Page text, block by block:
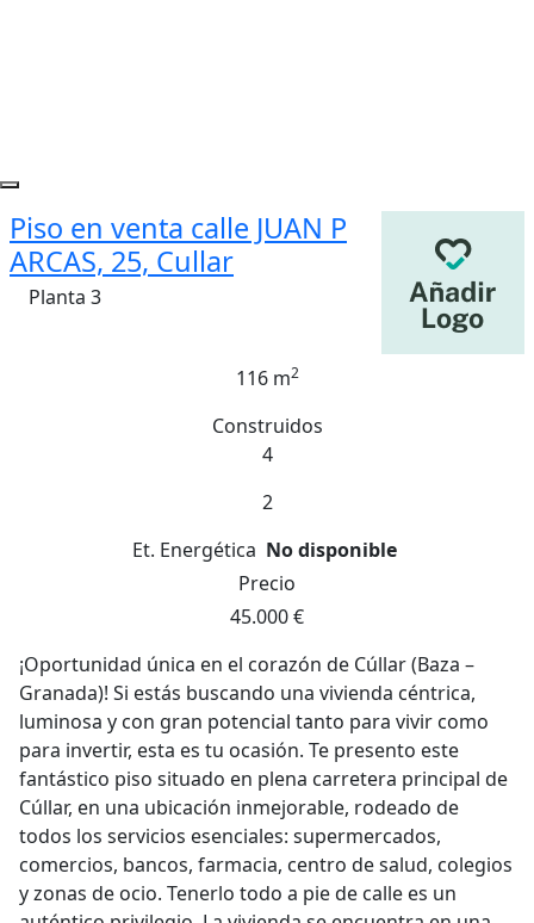
Piso en venta calle JUAN P
ARCAS, 25, Cullar
Planta 3
116 m2
Construidos
4
2
Et. Energética No disponible
Precio
45.000 €
¡Oportunidad única en el corazón de Cúllar (Baza –
Granada)! Si estás buscando una vivienda céntrica,
luminosa y con gran potencial tanto para vivir como
para invertir, esta es tu ocasión. Te presento este
fantástico piso situado en plena carretera principal de
Cúllar, en una ubicación inmejorable, rodeado de
todos los servicios esenciales: supermercados,
comercios, bancos, farmacia, centro de salud, colegios
y zonas de ocio. Tenerlo todo a pie de calle es un